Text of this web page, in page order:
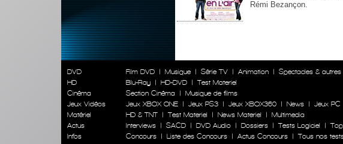
Rémi Bezançon.
DVD
HD
Cinéma
Jeux Vidéos
Matériel
Actus
Infos
Film DVD | Musique | Série TV | Animation |
Spectacles & autres
Blu-Ray
| HD-DVD |
Test Materiel
Section Cinéma
|
Musique de films
Jeux XBOX ONE
| Jeux PS3 | Jeux XBOX360 | News | Jeux PC
HD & TNT
| Test Materiel | News Materiel |
Multimedia
Interviews
| SACD | DVD Audio | Dossiers | Tests Logiciel |
Concours
| Liste des Concours | Actus Concours | Tous nos